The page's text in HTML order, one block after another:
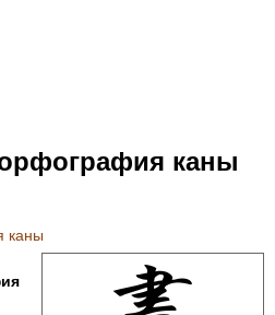
каны
каны